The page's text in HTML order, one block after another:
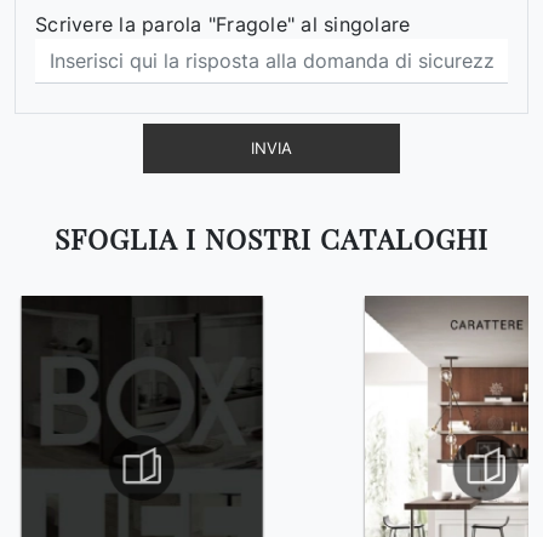
SFOGLIA I NOSTRI CATALOGHI
Scrivere la parola "Fragole" al singolare
INVIA